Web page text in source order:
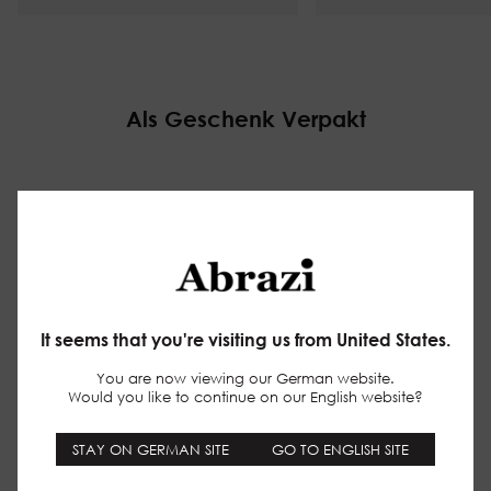
Keep track of the pages you check out
Tailor promotions to your interests using ads
personalisation(marketing)
privacy policy
The cookies we use by category
It seems that you're visiting us from United States.
You are now viewing our German website.
Would you like to continue on our English website?
STAY ON GERMAN SITE GO TO ENGLISH SITE
Als Geschenk Verpakt